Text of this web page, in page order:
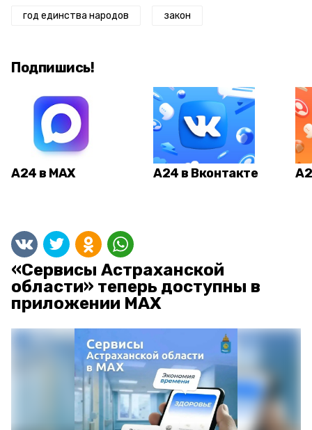
год единства народов закон
Подпишись!
А24 в MAX А24 в Вконтакте
«Сервисы Астраханской
области» теперь доступны в
приложении MAX